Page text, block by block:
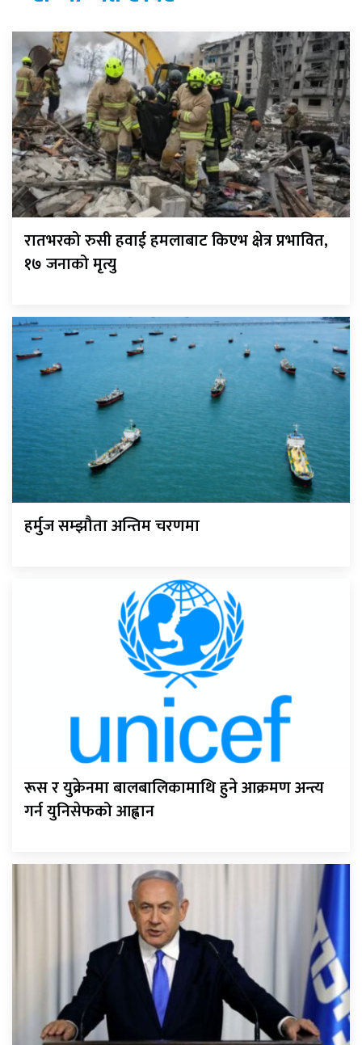
रातभरको रुसी हवाई हमलाबाट किएभ क्षेत्र प्रभावित,
१७ जनाको मृत्यु
हर्मुज सम्झौता अन्तिम चरणमा
रूस र युक्रेनमा बालबालिकामाथि हुने आक्रमण अन्त्य
गर्न युनिसेफको आह्वान